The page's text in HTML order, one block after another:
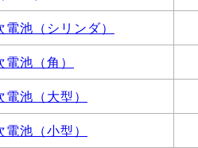
池（シリンダ）
池（角）
池（大型）
池（小型）